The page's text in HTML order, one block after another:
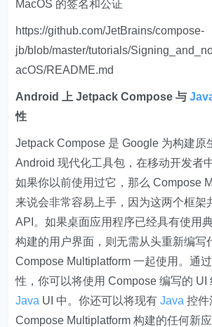
MacOS 的签名和公证
https://github.com/JetBrains/compose-
jb/blob/master/tutorials/
acOS/README.md
Android 上 Jetpack Compose 与
性
Jetpack Compose 是 Google 为构建原
Android 现代化工具包，在移动开发者
如果你以前使用过它，那么 Compose
来说会非常容易上手，因为这两个框架
API。如果桌面应用程序已经具有使用
构建的用户界面，则无需从头重新编写
Compose Multiplatform 一起使用。通
性，你可以将使用 Compose 编写的 UI
Java UI 中。你还可以将现有Java 控件
Compose Multiplatform 构建的任何新应